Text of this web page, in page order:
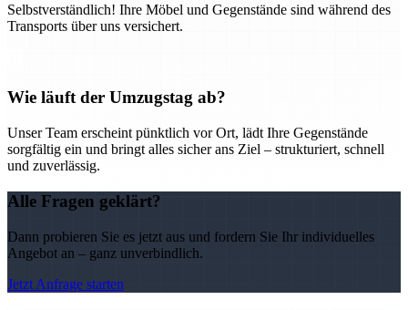
Selbstverständlich! Ihre Möbel und Gegenstände sind während des
Transports über uns versichert.
Wie läuft der Umzugstag ab?
Unser Team erscheint pünktlich vor Ort, lädt Ihre Gegenstände
sorgfältig ein und bringt alles sicher ans Ziel – strukturiert, schnell
und zuverlässig.
Alle Fragen geklärt?
Dann probieren Sie es jetzt aus und fordern Sie Ihr individuelles
Angebot an – ganz unverbindlich.
Jetzt Anfrage starten